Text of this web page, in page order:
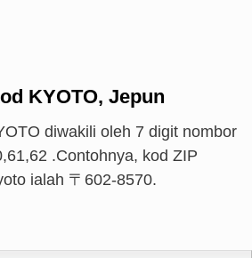
KYOTO, Jepun
diwakili oleh 7 digit nombor
.Contohnya, kod ZIP
ialah 〒602-8570.